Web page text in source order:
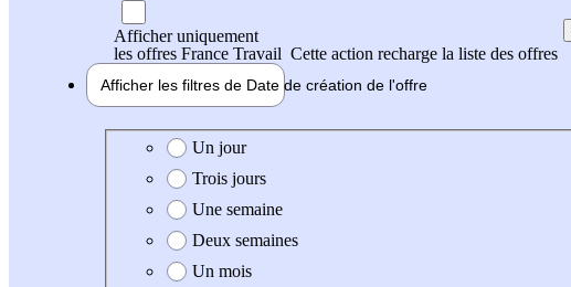
Afficher uniquement
les offres France Travail Cette action recharge la liste des offres
Afficher les filtres de Date de création de l'offre
Date de création de l'offre
Un jour
Trois jours
Une semaine
Deux semaines
Un mois